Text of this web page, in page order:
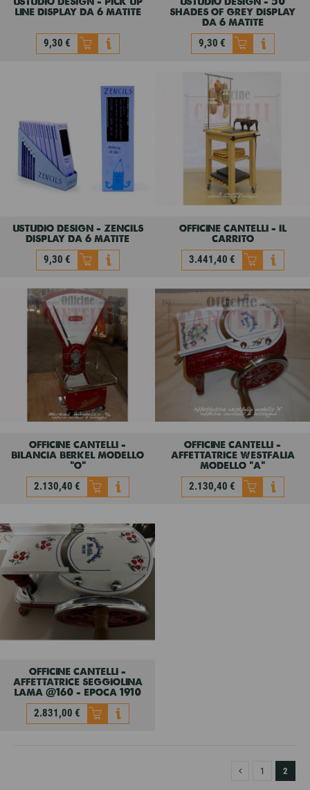
line display da 6 matite
9,30 €
shades of grey display
da 6 matite
9,30 €
ustudio design - 50
shades of grey display
da 6 matite
ustudio design - zencils
display da 6 matite
9,30 €
ustudio design - zencils
display da 6 matite
officine cantelli - il
carrito
3.441,40 €
officine cantelli - il
carrito
3.441,40 €
officine cantelli -
bilancia berkel modello
“o”
2.130,40 €
bilancia berkel modello
“o”
2.130,40 €
officine cantelli -
affettatrice westfalia
modello “a”
2.130,40 €
officine cantelli -
affettatrice seggiolina
lama @160 - epoca 1910
2.831,00 €
1 2